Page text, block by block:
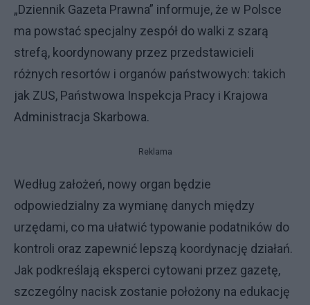
„Dziennik Gazeta Prawna” informuje, że w Polsce
ma powstać specjalny zespół do walki z szarą
strefą, koordynowany przez przedstawicieli
różnych resortów i organów państwowych: takich
jak ZUS, Państwowa Inspekcja Pracy i Krajowa
Administracja Skarbowa.
Reklama
Według założeń, nowy organ będzie
odpowiedzialny za wymianę danych między
urzędami, co ma ułatwić typowanie podatników do
kontroli oraz zapewnić lepszą koordynację działań.
Jak podkreślają eksperci cytowani przez gazetę,
szczególny nacisk zostanie położony na edukację